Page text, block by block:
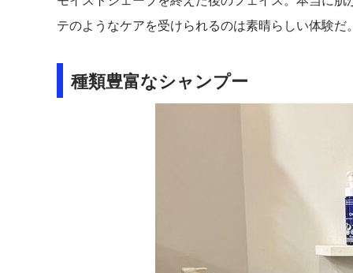
テのようなケアを受けられるのは素晴らしい体験だ
種類豊富なシャンプー